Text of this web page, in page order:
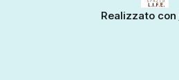
Realizzato con